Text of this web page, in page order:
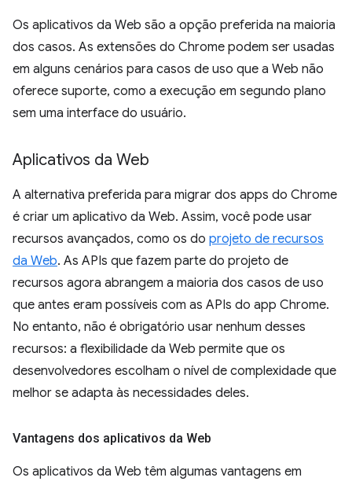
Os aplicativos da Web são a opção preferida na maioria
dos casos. As extensões do Chrome podem ser usadas
em alguns cenários para casos de uso que a Web não
oferece suporte, como a execução em segundo plano
sem uma interface do usuário.
Aplicativos da Web
A alternativa preferida para migrar dos apps do Chrome
é criar um aplicativo da Web. Assim, você pode usar
recursos avançados, como os do projeto de recursos
da Web. As APIs que fazem parte do projeto de
recursos agora abrangem a maioria dos casos de uso
que antes eram possíveis com as APIs do app Chrome.
No entanto, não é obrigatório usar nenhum desses
recursos: a flexibilidade da Web permite que os
desenvolvedores escolham o nível de complexidade que
melhor se adapta às necessidades deles.
Vantagens dos aplicativos da Web
Os aplicativos da Web têm algumas vantagens em